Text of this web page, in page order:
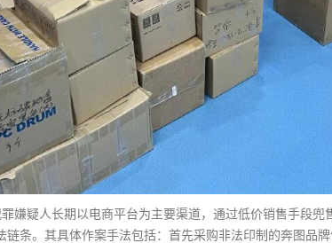
嫌疑人长期以电商平台为主要渠道，通过低价销售手段兜
链条。其具体作案手法包括：首先采购非法印制的奔图品